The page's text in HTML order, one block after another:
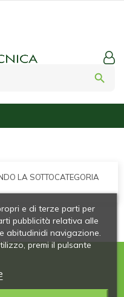
search
LA SOTTOCATEGORIA
e di terze parti per
pubblicità relativa alle
abitudinidi navigazione.
premi il pulsante